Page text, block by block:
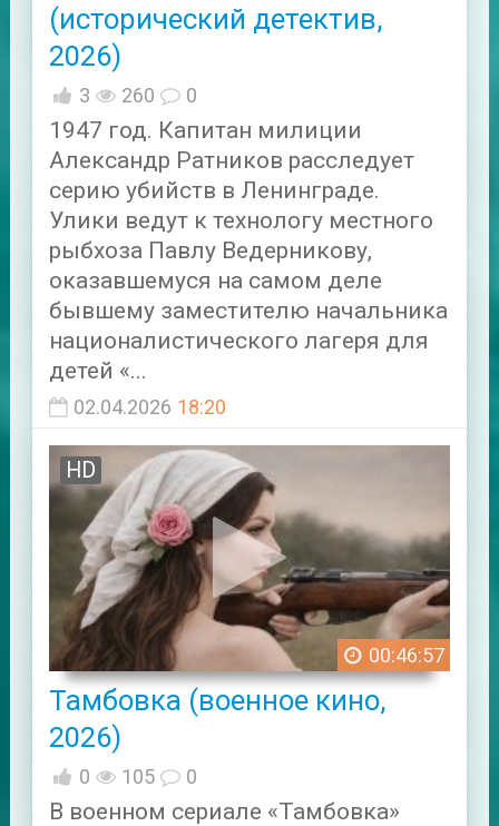
(исторический детектив,
2026)
3 260 0
1947 год. Капитан милиции
Александр Ратников расследует
серию убийств в Ленинграде.
Улики ведут к технологу местного
рыбхоза Павлу Ведерникову,
оказавшемуся на самом деле
бывшему заместителю начальника
националистического лагеря для
детей «...
02.04.2026 18:20
00:46:57
HD
Тамбовка (военное кино,
2026)
0 105 0
В военном сериале «Тамбовка»